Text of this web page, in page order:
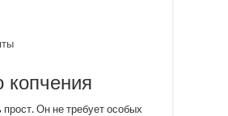
копчения
Он не требует особых